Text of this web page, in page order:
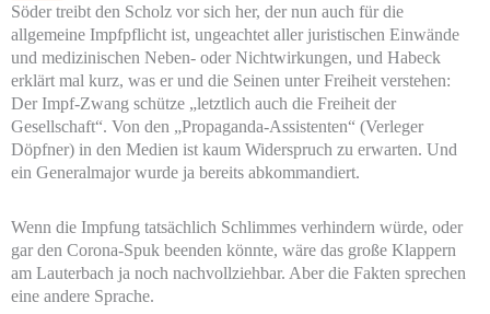
Söder treibt den Scholz vor sich her, der nun auch für die
allgemeine Impfpflicht ist, ungeachtet aller juristischen Einwände
und medizinischen Neben- oder Nichtwirkungen, und Habeck
erklärt mal kurz, was er und die Seinen unter Freiheit verstehen:
Der Impf-Zwang schütze „letztlich auch die Freiheit der
Gesellschaft“. Von den „Propaganda-Assistenten“ (Verleger
Döpfner) in den Medien ist kaum Widerspruch zu erwarten. Und
ein Generalmajor wurde ja bereits abkommandiert.
Wenn die Impfung tatsächlich Schlimmes verhindern würde, oder
gar den Corona-Spuk beenden könnte, wäre das große Klappern
am Lauterbach ja noch nachvollziehbar. Aber die Fakten sprechen
eine andere Sprache.